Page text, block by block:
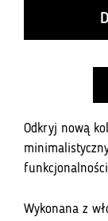
Odkryj nową
Wykonana z